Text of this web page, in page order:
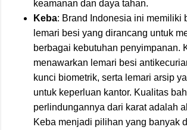
keamanan dan daya tahan.
Keba: Brand Indonesia ini memiliki
lemari besi yang dirancang untuk
berbagai kebutuhan penyimpanan.
menawarkan lemari besi
kunci biometrik, serta lemari arsip
untuk keperluan kantor. Kualitas
perlindungannya dari karat adalah
Keba menjadi pilihan yang banyak